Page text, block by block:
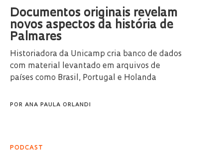
Documentos originais revelam
novos aspectos da história de
Palmares
Historiadora da Unicamp cria banco de dados
com material levantado em arquivos de
países como Brasil, Portugal e Holanda
POR ANA PAULA ORLANDI
PODCAST